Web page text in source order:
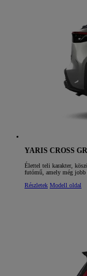
YARIS CROSS
Élettel teli karakter,
futómű, amely még
Részletek Modell oldal